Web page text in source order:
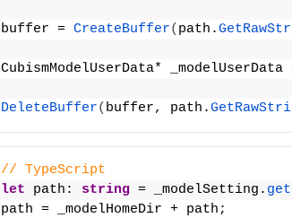
buffer = CreateBuffer( path.
CubismModelUserData*
DeleteBuffer( buffer, path.
// TypeScript
let path: string = _modelSetting.
path = _modelHomeDir + path;